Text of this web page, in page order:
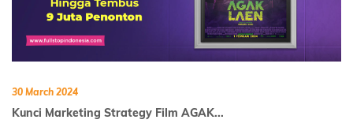
30 March 2024
Kunci Marketing Strategy Film AGAK...